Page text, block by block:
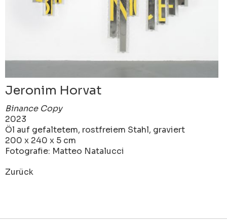
Jeronim Horvat
Binance Copy
2023
Öl auf gefaltetem, rostfreiem Stahl, graviert
200 x 240 x 5 cm
Fotografie: Matteo Natalucci
Zurück